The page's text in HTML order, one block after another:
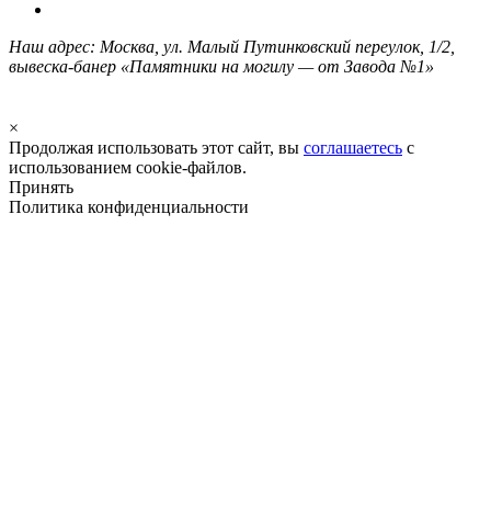
Наш адрес: Москва, ул. Малый Путинковский переулок, 1/2,
вывеска-банер «Памятники на могилу — от Завода №1»
×
Продолжая использовать этот сайт, вы соглашаетесь с
использованием cookie-файлов.
Принять
Политика конфиденциальности